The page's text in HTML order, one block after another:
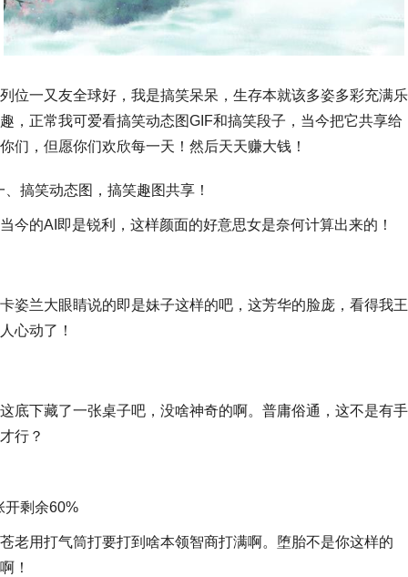
列位一又友全球好，我是搞笑呆呆，生存本就该多姿多彩充满乐
趣，正常我可爱看搞笑动态图GIF和搞笑段子，当今把它共享给
你们，但愿你们欢欣每一天！然后天天赚大钱！
、搞笑动态图，搞笑趣图共享！
当今的AI即是锐利，这样颜面的好意思女是奈何计算出来的！
卡姿兰大眼睛说的即是妹子这样的吧，这芳华的脸庞，看得我王
人心动了！
这底下藏了一张桌子吧，没啥神奇的啊。普庸俗通，这不是有手
才行？
开剩余60%
苍老用打气筒打要打到啥本领智商打满啊。堕胎不是你这样的
啊！